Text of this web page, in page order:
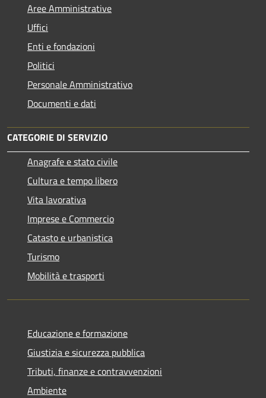
Aree Amministrative
Uffici
Enti e fondazioni
Politici
Personale Amministrativo
Documenti e dati
CATEGORIE DI SERVIZIO
Anagrafe e stato civile
Cultura e tempo libero
Vita lavorativa
Imprese e Commercio
Catasto e urbanistica
Turismo
Mobilità e trasporti
Educazione e formazione
Giustizia e sicurezza pubblica
Tributi, finanze e contravvenzioni
Ambiente